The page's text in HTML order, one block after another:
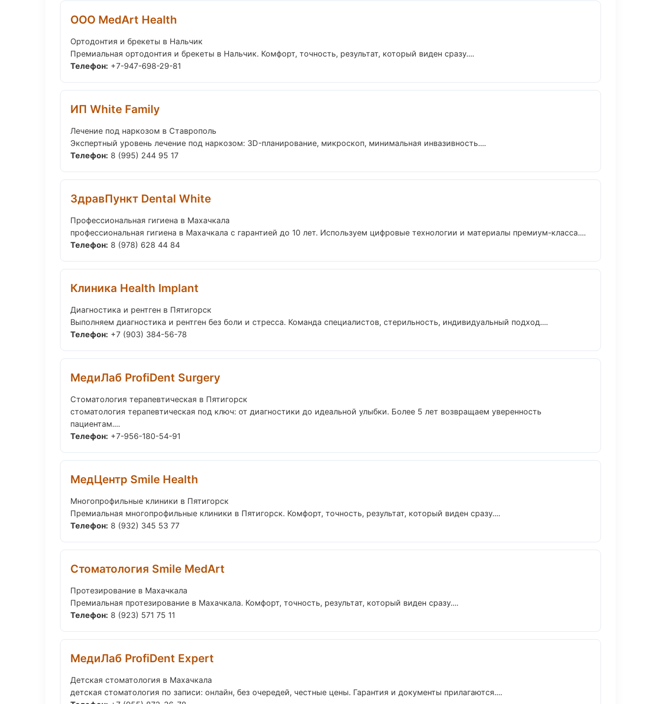
ООО MedArt Health
Ортодонтия и брекеты в Нальчик
Премиальная ортодонтия и брекеты в Нальчик. Комфорт, точность, результат, который виден сразу....
Телефон: +7-947-698-29-81
ИП White Family
Лечение под наркозом в Ставрополь
Экспертный уровень лечение под наркозом: 3D-планирование, микроскоп, минимальная инвазивность....
Телефон: 8 (995) 244 95 17
ЗдравПункт Dental White
Профессиональная гигиена в Махачкала
профессиональная гигиена в Махачкала с гарантией до 10 лет. Используем цифровые технологии и материалы премиум-класса....
Телефон: 8 (978) 628 44 84
Клиника Health Implant
Диагностика и рентген в Пятигорск
Выполняем диагностика и рентген без боли и стресса. Команда специалистов, стерильность, индивидуальный подход....
Телефон: +7 (903) 384-56-78
МедиЛаб ProfiDent Surgery
Стоматология терапевтическая в Пятигорск
стоматология терапевтическая под ключ: от диагностики до идеальной улыбки. Более 5 лет возвращаем уверенность
пациентам....
Телефон: +7-956-180-54-91
МедЦентр Smile Health
Многопрофильные клиники в Пятигорск
Премиальная многопрофильные клиники в Пятигорск. Комфорт, точность, результат, который виден сразу....
Телефон: 8 (932) 345 53 77
Стоматология Smile MedArt
Протезирование в Махачкала
Премиальная протезирование в Махачкала. Комфорт, точность, результат, который виден сразу....
Телефон: 8 (923) 571 75 11
МедиЛаб ProfiDent Expert
Детская стоматология в Махачкала
детская стоматология по записи: онлайн, без очередей, честные цены. Гарантия и документы прилагаются....